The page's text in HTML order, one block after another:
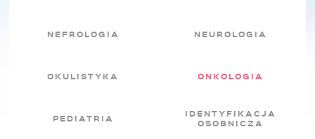
NEFROLOGIA NEUROLOGIA
OKULISTYKA ONKOLOGIA
PEDIATRIA
IDENTYFIKACJA
OSOBNICZA